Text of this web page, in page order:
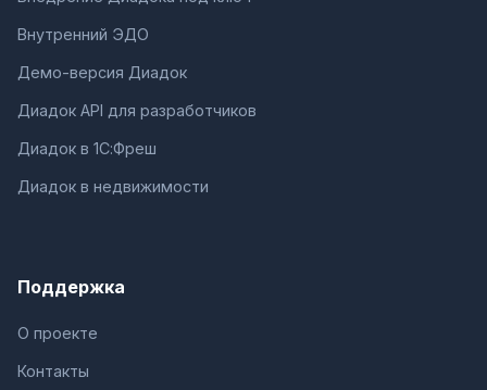
Внутренний ЭДО
Демо-версия Диадок
Диадок API для разработчиков
Диадок в 1С:Фреш
Диадок в недвижимости
Поддержка
О проекте
Контакты